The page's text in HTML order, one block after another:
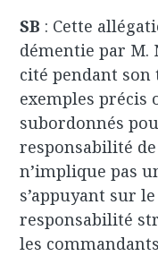
SB : Cette
démentie par M.
cité pendant
exemples précis
subordonnés
responsabilité
n’implique pas
s’appuyant sur
responsabilité
les